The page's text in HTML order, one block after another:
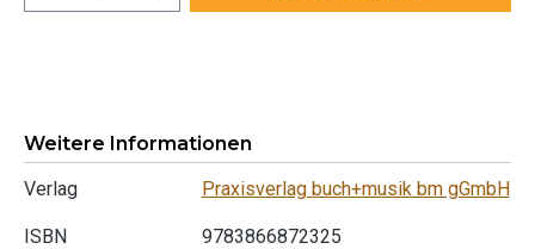
Weitere Informationen
Verlag
Praxisverlag buch+musik bm gGmbH
ISBN 9783866872325